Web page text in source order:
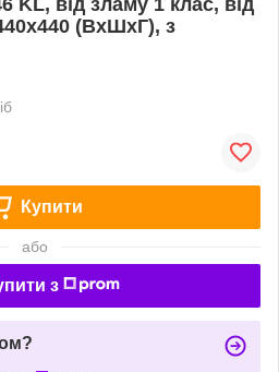
(ВхШхГ), з
Купити
або
з